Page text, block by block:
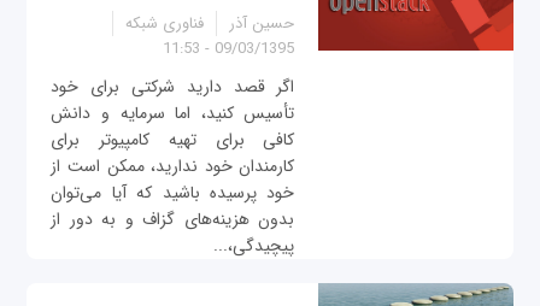
حسین آذر
فناوری شبکه
09/03/1395 - 11:53
اگر قصد دارید شرکتی برای خود
تأسیس کنید، اما سرمایه و دانش
کافی برای تهیه کامپیوتر برای
کارمندان خود ندارید، ممکن است از
خود پرسیده باشید که آیا می‌توان
بدون هزینه‌های گزاف و به دور از
پیچیدگی،...